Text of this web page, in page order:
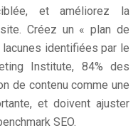
et améliorez la
Créez un « plan de
identifiées par le
Institute, 84% des
de contenu comme une
et doivent ajuster
SEO.